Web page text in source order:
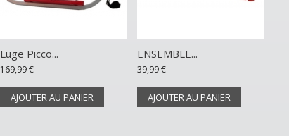
Luge Picco...
169,99 €
AJOUTER AU PANIER
ENSEMBLE...
39,99 €
AJOUTER AU PANIER